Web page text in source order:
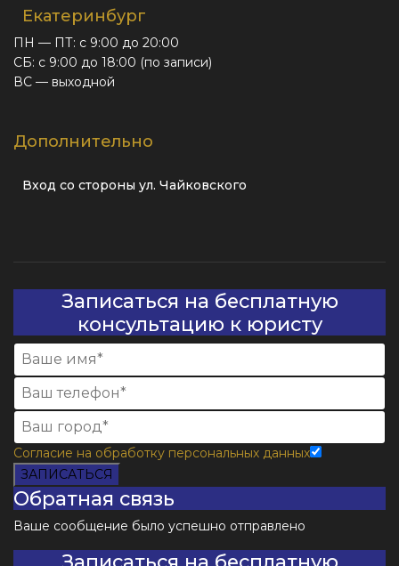
Екатеринбург
ПН — ПТ: с 9:00 до 20:00
СБ: с 9:00 до 18:00 (по записи)
ВС — выходной
Дополнительно
Вход со стороны ул. Чайковского
Записаться на бесплатную
консультацию к юристу
Согласие на обработку персональных данных
ЗАПИСАТЬСЯ
Обратная связь
Ваше сообщение было успешно отправлено